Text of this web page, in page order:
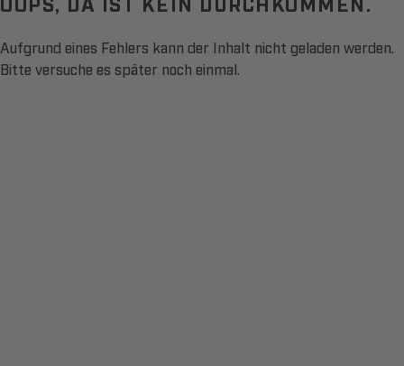
Aufgrund eines Fehlers kann der Inhalt nicht geladen werden.
Bitte versuche es später noch einmal.